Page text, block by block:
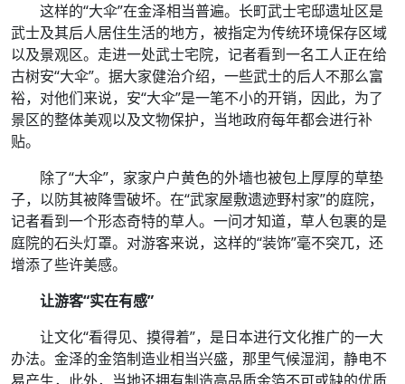
这样的“大伞”在金泽相当普遍。长町武士宅邸遗址区是
武士及其后人居住生活的地方，被指定为传统环境保存区域
以及景观区。走进一处武士宅院，记者看到一名工人正在给
古树安“大伞”。据大家健治介绍，一些武士的后人不那么富
裕，对他们来说，安“大伞”是一笔不小的开销，因此，为了
景区的整体美观以及文物保护，当地政府每年都会进行补
贴。
除了“大伞”，家家户户黄色的外墙也被包上厚厚的草垫
子，以防其被降雪破坏。在“武家屋敷遗迹野村家”的庭院，
记者看到一个形态奇特的草人。一问才知道，草人包裹的是
庭院的石头灯罩。对游客来说，这样的“装饰”毫不突兀，还
增添了些许美感。
让游客“实在有感”
让文化“看得见、摸得着”，是日本进行文化推广的一大
办法。金泽的金箔制造业相当兴盛，那里气候湿润，静电不